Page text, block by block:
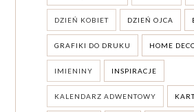
DZIEŃ KOBIET DZIEŃ OJCA
GRAFIKI DO DRUKU HOME
IMIENINY INSPIRACJE
KALENDARZ ADWENTOWY